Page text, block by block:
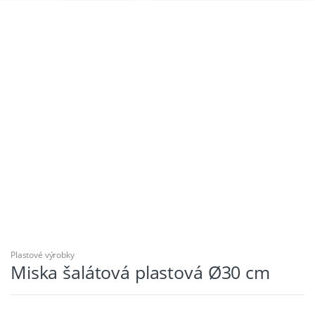
Plastové výrobky
Miska šalátová plastová Ø30 cm